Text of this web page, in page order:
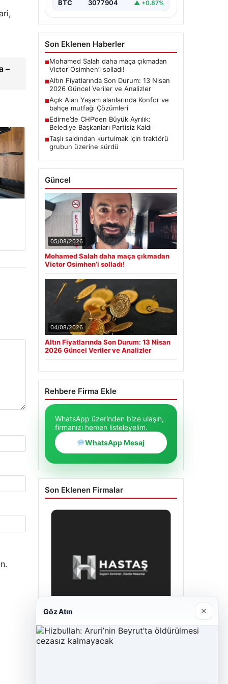
–
BTC 3077904 ▲ +0.87%
Son Eklenen Haberler
■Mohamed Salah daha maça çıkmadan
Victor Osimhen’i solladı!
■Altın Fiyatlarında Son Durum: 13 Nisan
2026 Güncel Veriler ve Analizler
■Açık Alan Yaşam alanlarında Konfor ve
bahçe mutfağı Çözümleri
■Edirne’de CHP’den Büyük Ayrılık:
Belediye Başkanları Partisiz Kaldı
■Taşlı saldırıdan kurtulmak için traktörü
grubun üzerine sürdü
Güncel
05/08/2026
Mohamed Salah daha maça çıkmadan
Victor Osimhen’i solladı!
04/08/2026
Altın Fiyatlarında Son Durum: 13 Nisan
2026 Güncel Veriler ve Analizler
Rehbere Firma Ekle
WhatsApp üzerinden bize ulaşın,
firmanızı hemen listeleyelim.
WhatsApp Mesaj
Son Eklenen Firmalar
Hastaş Beton
Göz Atın ×